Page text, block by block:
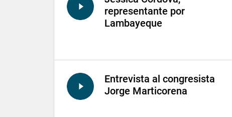
representante por
Lambayeque
Entrevista al congresista
Jorge Marticorena